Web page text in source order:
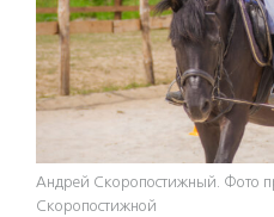
Андрей Скоропостижный. Фото
Скоропостижной